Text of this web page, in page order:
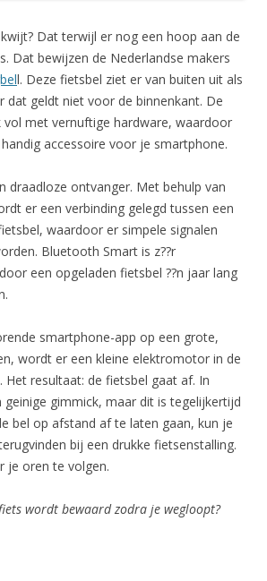
Dat terwijl er nog een hoop aan de
Dat bewijzen de Nederlandse makers
l. Deze fietsbel ziet er van buiten uit als
dat geldt niet voor de binnenkant. De
vol met vernuftige hardware, waardoor
accessoire voor je smartphone.
draadloze ontvanger. Met behulp van
er een verbinding gelegd tussen een
waardoor er simpele signalen
Bluetooth Smart is z??r
een opgeladen fietsbel ??n jaar lang
smartphone-app op een grote,
wordt er een kleine elektromotor in de
Het resultaat: de fietsbel gaat af. In
gimmick, maar dit is tegelijkertijd
bel op afstand af te laten gaan, kun je
bij een drukke fietsenstalling.
je oren te volgen.
wordt bewaard zodra je wegloopt?